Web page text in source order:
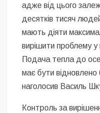
адже від цього
десятків тисяч
мають діяти
вирішити проблему
Подача тепла до
має бути відновлено
наголосив Василь
Контроль за